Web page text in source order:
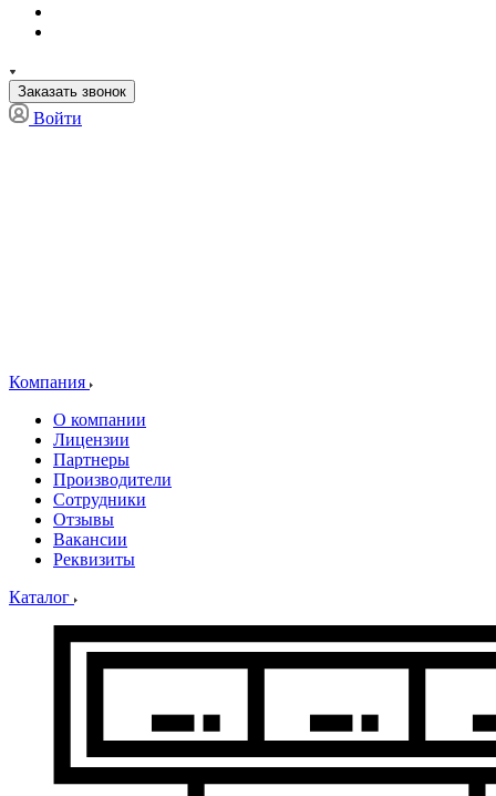
Заказать звонок
Войти
Компания
О компании
Лицензии
Партнеры
Производители
Сотрудники
Отзывы
Вакансии
Реквизиты
Каталог